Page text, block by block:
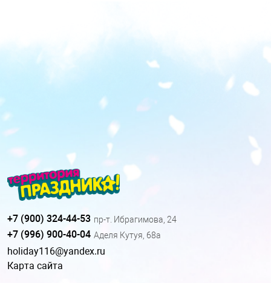
+7 (900) 324-44-53 пр-т. Ибрагимова, 24
+7 (996) 900-40-04 Аделя Кутуя, 68а
holiday116@yandex.ru
Карта сайта